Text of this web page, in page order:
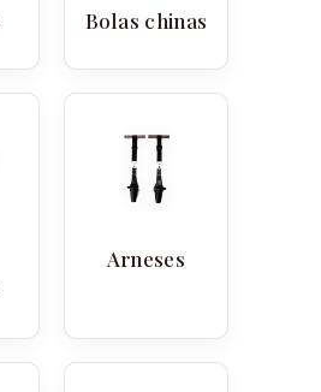
Bolas chinas
Arneses